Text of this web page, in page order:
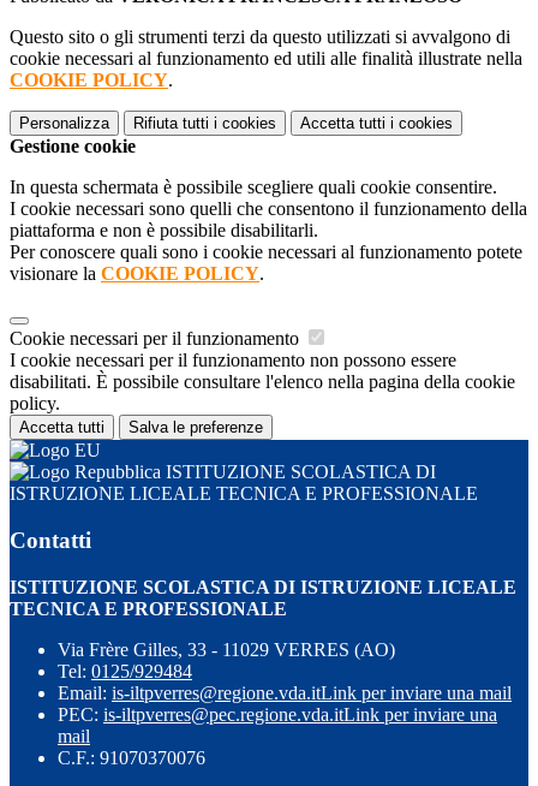
Questo sito o gli strumenti terzi da questo utilizzati si avvalgono di
cookie necessari al funzionamento ed utili alle finalità illustrate nella
COOKIE POLICY.
Personalizza Rifiuta tutti i cookies Accetta tutti i cookies
Gestione cookie
In questa schermata è possibile scegliere quali cookie consentire.
I cookie necessari sono quelli che consentono il funzionamento della
piattaforma e non è possibile disabilitarli.
Per conoscere quali sono i cookie necessari al funzionamento potete
visionare la COOKIE POLICY.
Cookie necessari per il funzionamento
I cookie necessari per il funzionamento non possono essere
disabilitati. È possibile consultare l'elenco nella pagina della cookie
policy.
Accetta tutti Salva le preferenze
ISTITUZIONE SCOLASTICA DI
ISTRUZIONE LICEALE TECNICA E PROFESSIONALE
Contatti
ISTITUZIONE SCOLASTICA DI ISTRUZIONE LICEALE
TECNICA E PROFESSIONALE
Via Frère Gilles, 33 - 11029 VERRES (AO)
Tel: 0125/929484
Email: is-iltpverres@regione.vda.itLink per inviare una mail
PEC: is-iltpverres@pec.regione.vda.itLink per inviare una
mail
C.F.: 91070370076